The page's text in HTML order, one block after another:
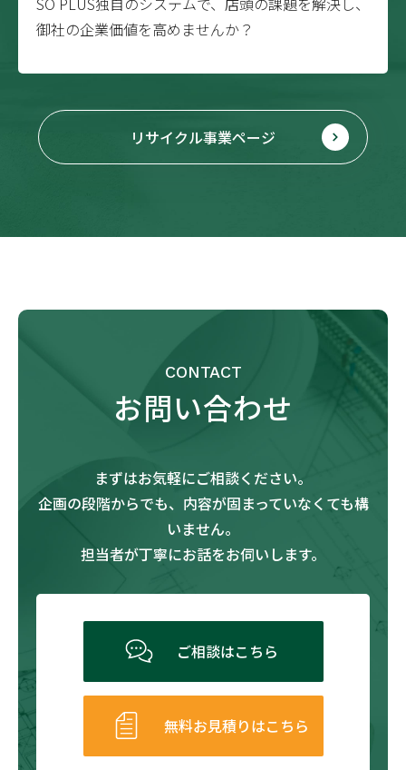
御社の企業価値を高めませんか？
リサイクル事業ページ
CONTACT
お問い合わせ
まずはお気軽にご相談ください。
企画の段階からでも、内容が固まっていなくても構
いません。
担当者が丁寧にお話をお伺いします。
ご相談はこちら
無料お見積りはこちら